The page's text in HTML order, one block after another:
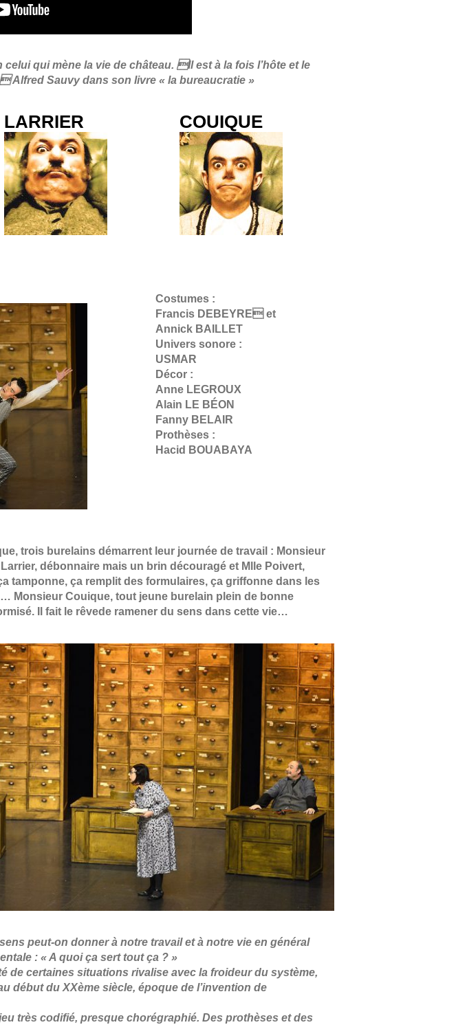
qui mène la vie de château. Il est à la fois l’hôte et le
Alfred Sauvy dans son livre « la bureaucratie »
LARRIER COUIQUE
Costumes :
Francis DEBEYRE et
Annick BAILLET
Univers sonore :
USMAR
Décor :
Anne LEGROUX
Alain LE BÉON
Fanny BELAIR
Prothèses :
Hacid BOUABAYA
trois burelains démarrent leur journée de travail : Monsieur
débonnaire mais un brin découragé et Mlle Poivert,
tamponne, ça remplit des formulaires, ça griffonne dans les
Monsieur Couique, tout jeune burelain plein de bonne
Il fait le rêvede ramener du sens dans cette vie…
peut-on donner à notre travail et à notre vie en général
: « A quoi ça sert tout ça ? »
de certaines situations rivalise avec la froideur du système,
début du XXème siècle, époque de l’invention de
très codifié, presque chorégraphié. Des prothèses et des